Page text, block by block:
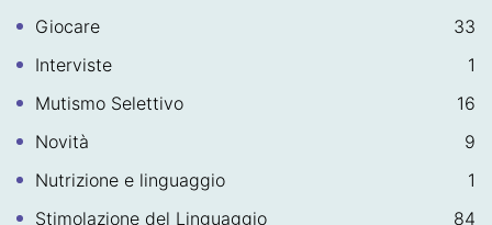
Giocare
33
Interviste
1
Mutismo Selettivo
16
Novità
9
Nutrizione e linguaggio
1
Stimolazione del Linguaggio
84